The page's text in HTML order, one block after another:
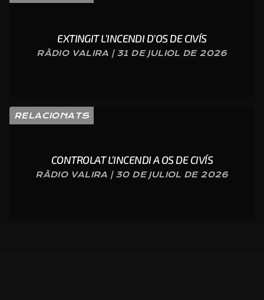
EXTINGIT L’INCENDI D’OS DE CIVÍS
RÀDIO VALIRA | 31 DE JULIOL DE 2026
RELACIONATS
CONTROLAT L’INCENDI A OS DE CIVÍS
RÀDIO VALIRA | 30 DE JULIOL DE 2026